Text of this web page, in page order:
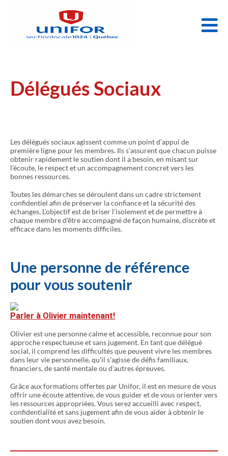
Délégués Sociaux
Les délégués sociaux agissent comme un point d’appui de
première ligne pour les membres. Ils s’assurent que chacun puisse
obtenir rapidement le soutien dont il a besoin, en misant sur
l’écoute, le respect et un accompagnement concret vers les
bonnes ressources.
Toutes les démarches se déroulent dans un cadre strictement
confidentiel afin de préserver la confiance et la sécurité des
échanges. L’objectif est de briser l’isolement et de permettre à
chaque membre d’être accompagné de façon humaine, discrète et
efficace dans les moments difficiles.
Une personne de référence
pour vous soutenir
Parler à Olivier maintenant!
Olivier est une personne calme et accessible, reconnue pour son
approche respectueuse et sans jugement. En tant que délégué
social, il comprend les difficultés que peuvent vivre les membres
dans leur vie personnelle, qu'il s'agisse de défis familiaux,
financiers, de santé mentale ou d'autres épreuves.
Grâce aux formations offertes par Unifor, il est en mesure de vous
offrir une écoute attentive, de vous guider et de vous orienter vers
les ressources appropriées. Vous serez accueilli avec respect,
confidentialité et sans jugement afin de vous aider à obtenir le
soutien dont vous avez besoin.